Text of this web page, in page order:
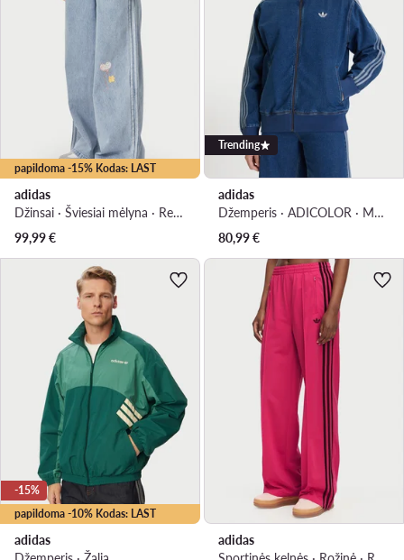
papildoma -15% Kodas: LAST
adidas
Džinsai · Šviesiai mėlyna · Regular Fit
99,99€
Trending
adidas
Džemperis · ADICOLOR · Mėlyna
80,99€
papildoma -10% Kodas: LAST
-15%
adidas
adidas